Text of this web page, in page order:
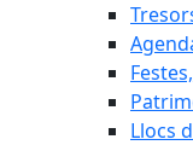
Llocs